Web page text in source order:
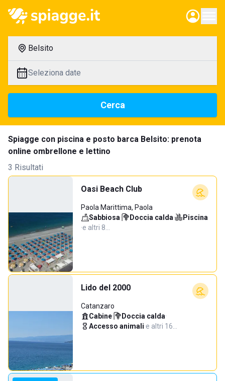
Belsito
Seleziona date
Cerca
Spiagge con piscina e posto barca Belsito: prenota
online ombrellone e lettino
3 Risultati
Oasi Beach Club
Paola Marittima, Paola
Sabbiosa· Doccia calda·
Piscina
·e altri 8…
Lido del 2000
Catanzaro
Cabine· Doccia calda·
Accesso animali·e altri 16…